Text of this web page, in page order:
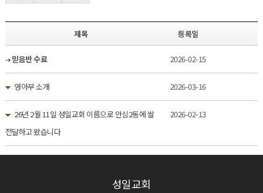
제목 등록일
믿음반 수료 2026-02-15
영아부 소개 2026-03-16
26년 2월 11일 성일교회 이름으로 안심2동에 쌀
전달하고 왔습니다
2026-02-13
성일교회